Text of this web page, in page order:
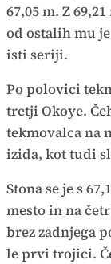
67,05 m. Z
od ostalih mu
isti seriji.
Po polovici
tretji Okoye.
tekmovalca na
izida, kot tudi
Stona se je s
mesto in na
brez zadnjega
le prvi trojici.